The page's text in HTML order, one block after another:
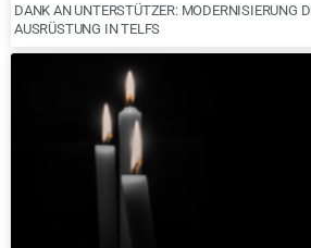
DANK AN UNTERSTÜTZER: MODERNISIERUNG
AUSRÜSTUNG IN TELFS